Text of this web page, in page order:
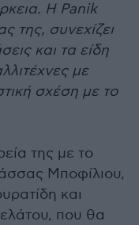
Η Panik
της, συνεχίζει
και τα είδη
με
σχέση με το
της με το
Μποφίλιου,
και
που θα